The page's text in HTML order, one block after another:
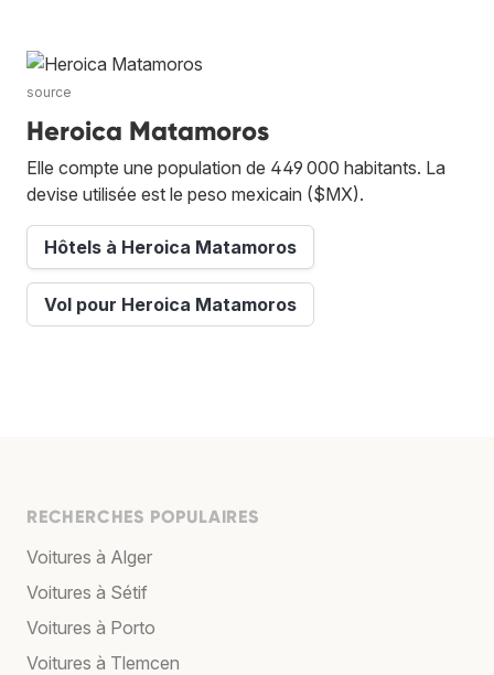
source
Heroica Matamoros
Elle compte une population de 449 000 habitants. La
devise utilisée est le peso mexicain ($MX).
Hôtels à Heroica Matamoros
Vol pour Heroica Matamoros
RECHERCHES POPULAIRES
Voitures à Alger
Voitures à Sétif
Voitures à Porto
Voitures à Tlemcen